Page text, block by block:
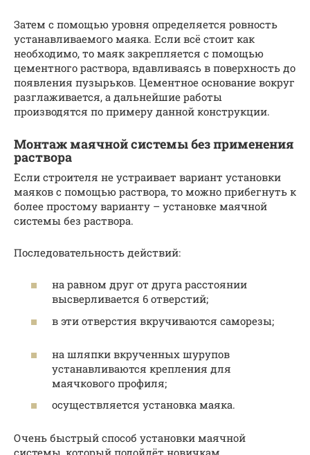
Затем с помощью уровня определяется ровность
устанавливаемого маяка. Если всё стоит как
необходимо, то маяк закрепляется с помощью
цементного раствора, вдавливаясь в поверхность до
появления пузырьков. Цементное основание вокруг
разглаживается, а дальнейшие работы
производятся по примеру данной конструкции.
Монтаж маячной системы без применения
раствора
Если строителя не устраивает вариант установки
маяков с помощью раствора, то можно прибегнуть к
более простому варианту – установке маячной
системы без раствора.
Последовательность действий:
на равном друг от друга расстоянии
высверливается 6 отверстий;
в эти отверстия вкручиваются саморезы;
на шляпки вкрученных шурупов
устанавливаются крепления для
маячкового профиля;
осуществляется установка маяка.
Очень быстрый способ установки маячной